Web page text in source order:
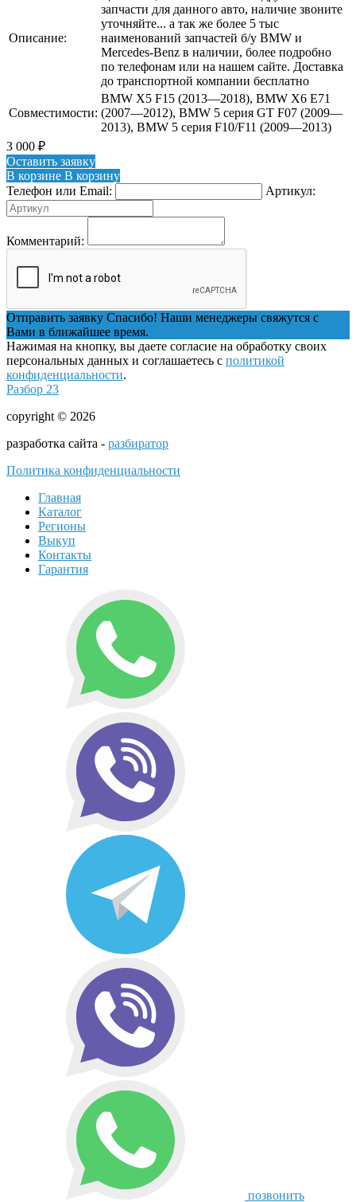
Описание:
запчасти для данного авто, наличие звоните
уточняйте... а так же более 5 тыс
наименований запчастей б/у BMW и
Mercedes-Benz в наличии, более подробно
по телефонам или на нашем сайте. Доставка
до транспортной компании бесплатно
Совместимости:
BMW X5 F15 (2013—2018), BMW X6 E71
(2007—2012), BMW 5 серия GT F07 (2009—
2013), BMW 5 серия F10/F11 (2009—2013)
3 000 ₽
Оставить заявку
В корзине В корзину
Телефон или Email:
Артикул:
Комментарий:
Отправить заявку Спасибо! Наши менеджеры свяжутся с
Вами в ближайшее время.
Нажимая на кнопку, вы даете согласие на обработку своих
персональных данных и соглашаетесь с политикой
конфиденциальности.
Разбор 23
copyright © 2026
разработка сайта - разбиратор
Политика конфиденциальности
Главная
Каталог
Регионы
Выкуп
Контакты
Гарантия
позвонить